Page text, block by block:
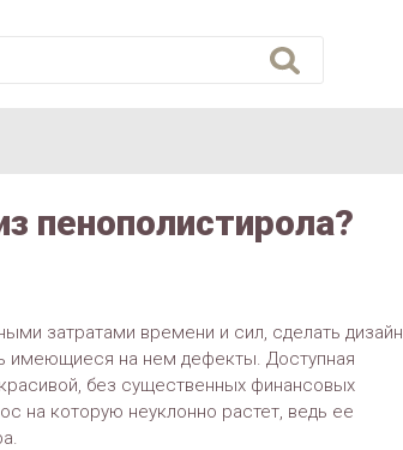
пенополистирола?
затратами времени и сил, сделать дизайн
имеющиеся на нем дефекты. Доступная
без существенных финансовых
на которую неуклонно растет, ведь ее